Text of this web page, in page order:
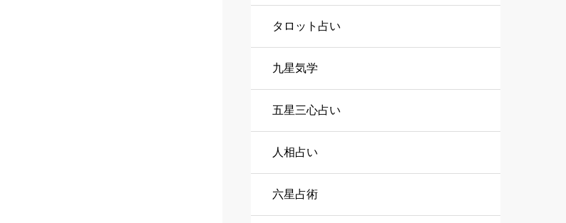
タロット占い
九星気学
五星三心占い
人相占い
六星占術